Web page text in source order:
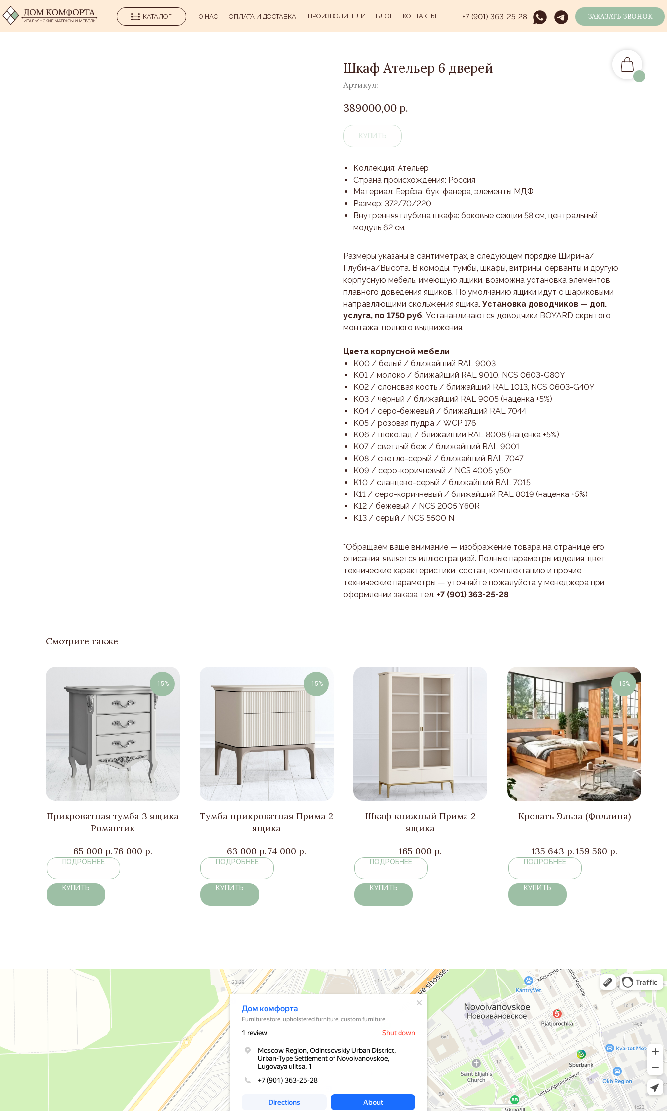
КАТАЛОГ О НАС ОПЛАТА И ДОСТАВКА ПРОИЗВОДИТЕЛИ ЗАКАЗАТЬ ЗВОНОК
+7 (901) 363-25-28
КОНТАКТЫ
БЛОГ
Шкаф Ательер 6 дверей
Артикул:
389000,00 р.
КУПИТЬ
Коллекция: Ательер
Страна происхождения: Россия
Материал: Берёза, бук, фанера, элементы МДФ
Размер: 372/70/220
Внутренняя глубина шкафа: боковые секции 58 см, центральный
модуль 62 см.
Размеры указаны в сантиметрах, в следующем порядке Ширина/
Глубина/Высота. В комоды, тумбы, шкафы, витрины, серванты и другую
корпусную мебель, имеющую ящики, возможна установка элементов
плавного доведения ящиков. По умолчанию ящики идут с шариковыми
направляющими скольжения ящика.Установка доводчиков — доп.
услуга, по 1750 руб. Устанавливаются доводчики BOYARD скрытого
монтажа, полного выдвижения.
Цвета корпусной мебели
K00 / белый / ближайший RAL 9003
K01 / молоко / ближайший RAL 9010, NCS 0603-G80Y
K02 / слоновая кость / ближайший RAL 1013, NCS 0603-G40Y
K03 / чёрный / ближайший RAL 9005 (наценка +5%)
K04 / серо-бежевый / ближайший RAL 7044
K05 / розовая пудра / WCP 176
K06 / шоколад / ближайший RAL 8008 (наценка +5%)
K07 / светлый беж / ближайший RAL 9001
K08 / светло-серый / ближайший RAL 7047
K09 / серо-коричневый / NCS 4005 y50r
K10 / сланцево-серый / ближайший RAL 7015
K11 / серо-коричневый / ближайший RAL 8019 (наценка +5%)
K12 / бежевый / NCS 2005 Y60R
K13 / серый / NCS 5500 N
*Обращаем ваше внимание — изображение товара на странице его
описания, является иллюстрацией. Полные параметры изделия, цвет,
технические характеристики, состав, комплектацию и прочие
технические параметры — уточняйте пожалуйста у менеджера при
оформлении заказа тел. +7 (901) 363-25-28
Смотрите также
-15%
Прикроватная тумба 3 ящика
Романтик
65 000 р.76 000 р.
ПОДРОБНЕЕ
КУПИТЬ
-15%
Тумба прикроватная Прима 2
ящика
63 000 р.74 000 р.
ПОДРОБНЕЕ
КУПИТЬ
Шкаф книжный Прима 2
ящика
165 000 р.
ПОДРОБНЕЕ
КУПИТЬ
-15%
Кровать Эльза (Фоллина)
135 643 р.159 580 р.
ПОДРОБНЕЕ
КУПИТЬ
Магазин мебели в Москве и Московской области
Мягкая мебель в Москве и Московской области